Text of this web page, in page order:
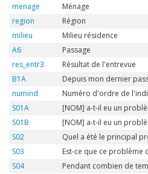
menage
Ménage
region
Région
milieu
Milieu résidence
A6
Passage
res_entr3
Résultat de l'entrevue
B1A
Depuis mon dernier
numind
Numéro d'ordre de
S01A
[NOM] a-t-il eu un
S01B
[NOM] a-t-il eu un
S02
Quel a été le principal
S03
Est-ce que ce problème
S04
Pendant combien de